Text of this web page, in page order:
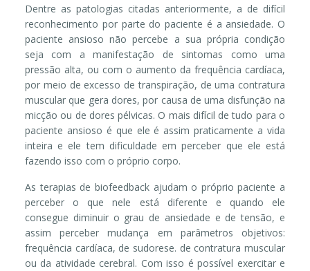
Dentre as patologias citadas anteriormente, a de difícil
reconhecimento por parte do paciente é a ansiedade. O
paciente ansioso não percebe a sua própria condição
seja com a manifestação de sintomas como uma
pressão alta, ou com o aumento da frequência cardíaca,
por meio de excesso de transpiração, de uma contratura
muscular que gera dores, por causa de uma disfunção na
micção ou de dores pélvicas. O mais difícil de tudo para o
paciente ansioso é que ele é assim praticamente a vida
inteira e ele tem dificuldade em perceber que ele está
fazendo isso com o próprio corpo.
As terapias de biofeedback ajudam o próprio paciente a
perceber o que nele está diferente e quando ele
consegue diminuir o grau de ansiedade e de tensão, e
assim perceber mudança em parâmetros objetivos:
frequência cardíaca, de sudorese. de contratura muscular
ou da atividade cerebral. Com isso é possível exercitar e